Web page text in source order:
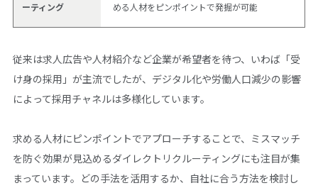
ーティング
める人材をピンポイントで発掘が可能
従来は求人広告や人材紹介など企業が希望者を待つ、いわば「受
け身の採用」が主流でしたが、デジタル化や労働人口減少の影響
によって採用チャネルは多様化しています。
求める人材にピンポイントでアプローチすることで、ミスマッチ
を防ぐ効果が見込めるダイレクトリクルーティングにも注目が集
まっています。どの手法を活用するか、自社に合う方法を検討し